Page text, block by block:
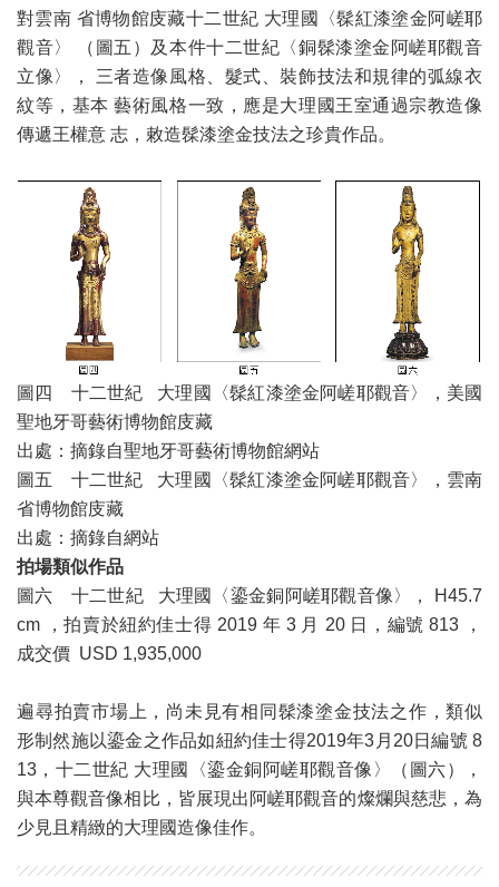
對雲南 省博物館庋藏十二世紀 大理國〈髹紅漆塗金阿嵯耶
觀音〉 （圖五）及本件十二世紀〈銅髹漆塗金阿嵯耶觀音
立像〉， 三者造像風格、髮式、裝飾技法和規律的弧線衣
紋等，基本 藝術風格一致，應是大理國王室通過宗教造像
傳遞王權意 志，敕造髹漆塗金技法之珍貴作品。
圖四 十二世紀 大理國〈髹紅漆塗金阿嵯耶觀音〉，美國
聖地牙哥藝術博物館庋藏
出處：摘錄自聖地牙哥藝術博物館網站
圖五 十二世紀 大理國〈髹紅漆塗金阿嵯耶觀音〉，雲南
省博物館庋藏
出處：摘錄自網站
拍場類似作品
圖六 十二世紀 大理國〈鎏金銅阿嵯耶觀音像〉， H45.7
cm ，拍賣於紐約佳士得 2019 年 3 月 20 日，編號 813 ，
成交價 USD 1,935,000
遍尋拍賣市場上，尚未見有相同髹漆塗金技法之作，類似
形制然施以鎏金之作品如紐約佳士得2019年3月20日編號 8
13，十二世紀 大理國〈鎏金銅阿嵯耶觀音像〉（圖六），
與本尊觀音像相比，皆展現出阿嵯耶觀音的燦爛與慈悲，為
少見且精緻的大理國造像佳作。